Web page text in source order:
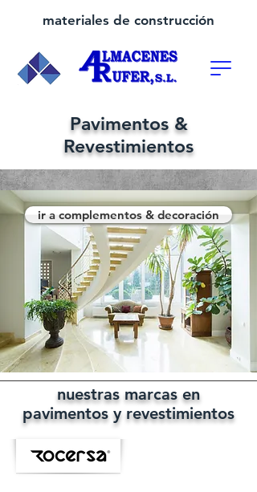
materiales de construcción
Pavimentos &
Revestimientos
ir a complementos & decoración
nuestras marcas en
pavimentos y revestimientos